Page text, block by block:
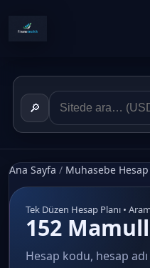
🔎
Ana Sayfa / Muhasebe
Tek Düzen Hesap Planı •
152
Hesap kodu, hesap